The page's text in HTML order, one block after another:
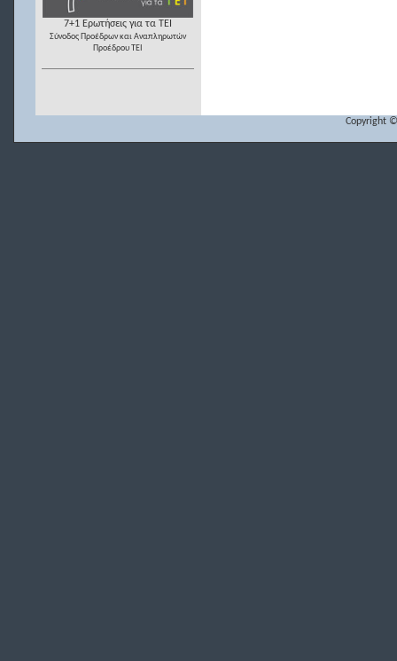
7+1 Ερωτήσεις για τα ΤΕΙ
Σύνοδος Προέδρων και Αναπληρωτών
Προέδρου ΤΕΙ
Copyright